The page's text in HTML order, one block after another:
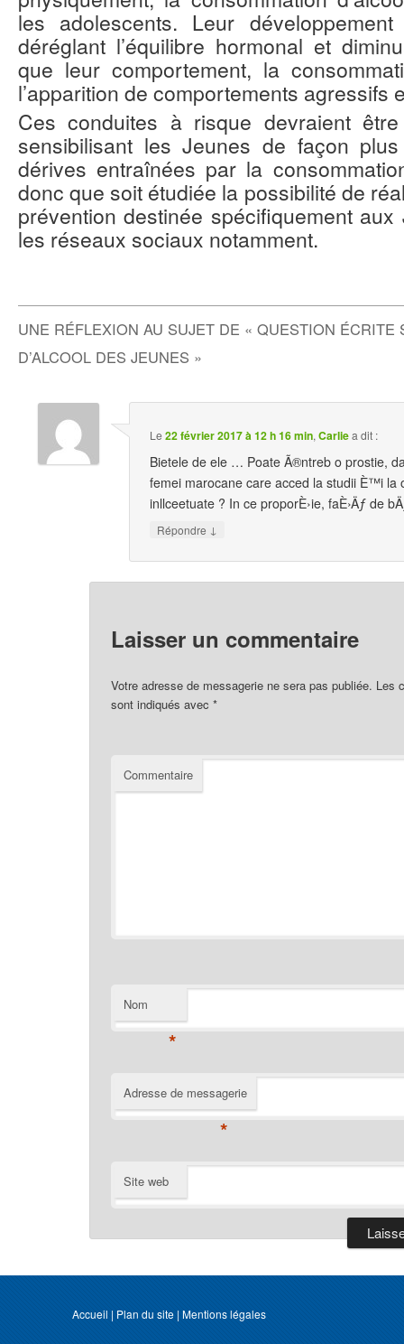
les adolescents. Leur
déréglant l’équilibre hormonal et
que leur comportement, la
l’apparition de comportements agressifs
Ces conduites à risque devraient
sensibilisant les Jeunes de façon
dérives entraînées par la
donc que soit étudiée la possibilité de
prévention destinée spécifiquement
les réseaux sociaux notamment.
UNE RÉFLEXION AU SUJET DE « QUESTION ÉCRITE
D’ALCOOL DES JEUNES »
Le22 février 2017 à 12 h 16 min,Carliea dit :
Bietele de ele … Poate Ã®ntreb o prostie,
femei marocane care acced la studii È™i la
inllceetuate ? In ce proporÈ›ie, faÈ›Äƒ de
Répondre ↓
Laisser un commentaire
Votre adresse de messagerie ne sera pas publiée. Les
sont indiqués avec *
Commentaire
Nom
*
Adresse de messagerie
*
Site web
Accueil | Plan du site | Mentions légales